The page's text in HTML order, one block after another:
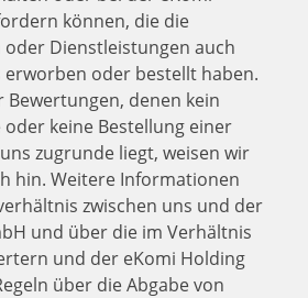
können, die die
Dienstleistungen auch
oder bestellt haben.
denen kein
keine Bestellung einer
zugrunde liegt, weisen wir
hin. Weitere Informationen
zwischen uns und der
und über die im Verhältnis
und der eKomi Holding
über die Abgabe von